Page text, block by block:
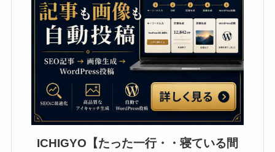
ICHIGYO【たった一行・・寝ている間